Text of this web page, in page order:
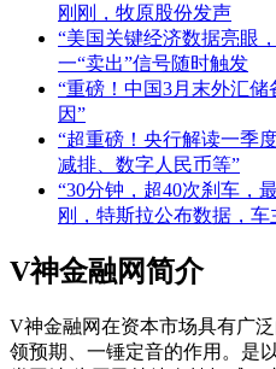
刚刚，牧原股份发声
“美国关键经济数据亮眼
一“卖出”信号随时触发
“重磅！中国3月末外汇
因”
“超重磅！央行解读一季
减排、数字人民币等”
“30分钟，超40次刹车，
刚，特斯拉公布数据，车
V神金融网简介
V神金融网在资本市场具有广
领预期、一锤定音的作用。是